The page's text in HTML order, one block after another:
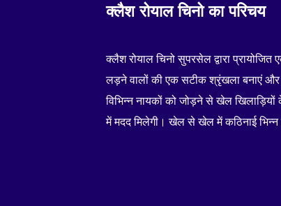
क्लैश रोयाल चिनो का परिचय
क्लैश रोयाल चिनो सुपरसेल द्वारा
लड़ने वालों की एक सटीक श्रृंखला बनाएं और
विभिन्न नायकों को जोड़ने से खेल
में मदद मिलेगी। खेल से खेल में कठिनाई भिन्न